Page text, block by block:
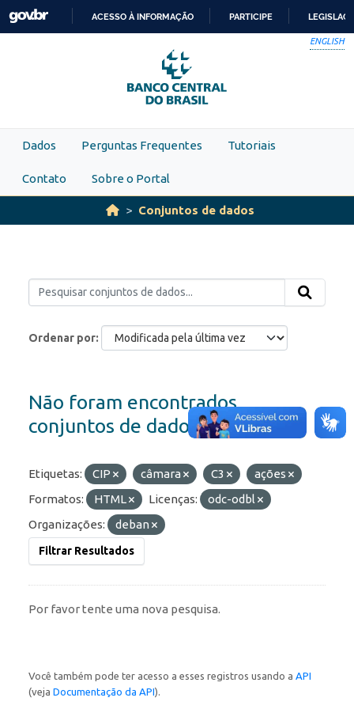
Skip to main content
PARA
O
CONTEÚDO
ACESSO À INFORMAÇÃO PARTICIPE
ENGLISH
Dados Perguntas Frequentes Tutoriais
Contato Sobre o Portal
Conjuntos de dados
Ordenar por
Não foram encontrados
conjuntos de dados
Etiquetas: CIP câmara C3
ações
Formatos:
HTML Licenças:
odc-odbl
Organizações:
deban
Filtrar Resultados
Por favor tente uma nova pesquisa.
Você também pode ter acesso a esses registros usando a API
(veja Documentação da API).